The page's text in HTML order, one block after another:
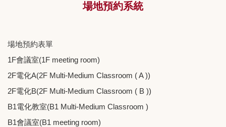
場地預約系統
場地預約表單
1F會議室(1F meeting room)
2F電化A(2F Multi-Medium Classroom ( A ))
2F電化B(2F Multi-Medium Classroom ( B ))
B1電化教室(B1 Multi-Medium Classroom )
B1會議室(B1 meeting room)